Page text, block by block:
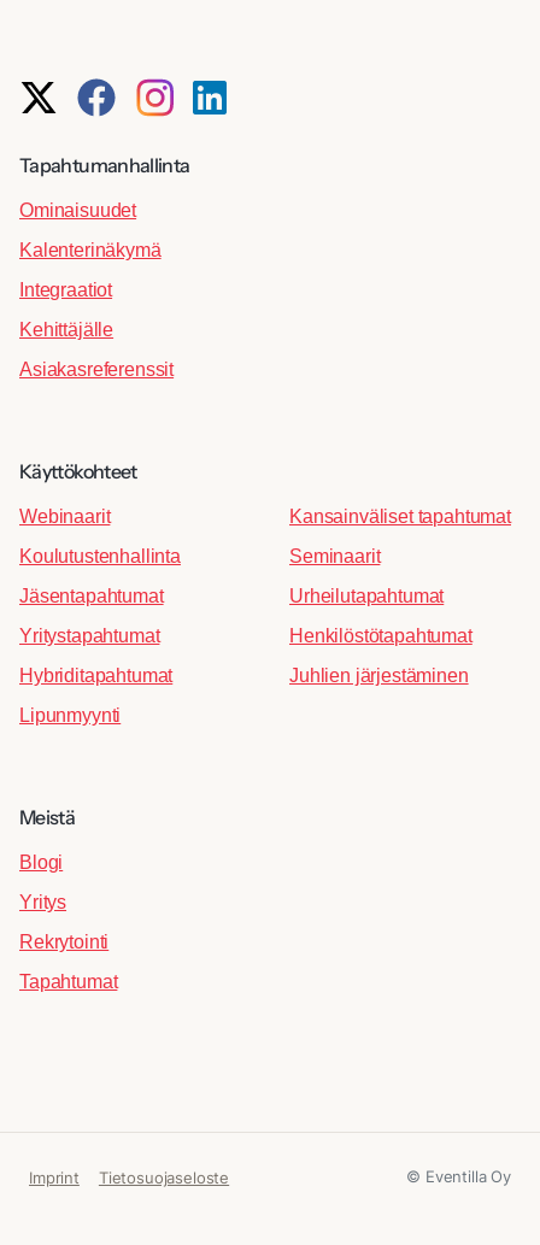
Tapahtumanhallinta
Ominaisuudet
Kalenterinäkymä
Integraatiot
Kehittäjälle
Asiakasreferenssit
Käyttökohteet
Webinaarit
Koulutustenhallinta
Jäsentapahtumat
Yritystapahtumat
Hybriditapahtumat
Lipunmyynti
Kansainväliset tapahtumat
Seminaarit
Urheilutapahtumat
Henkilöstötapahtumat
Juhlien järjestäminen
Meistä
Blogi
Yritys
Rekrytointi
Tapahtumat
Imprint Tietosuojaseloste © Eventilla Oy